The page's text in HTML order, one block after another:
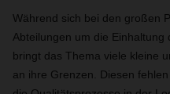
Während sich bei den großen
Abteilungen um die Einhaltung
bringt das Thema viele kleine
an ihre Grenzen. Diesen